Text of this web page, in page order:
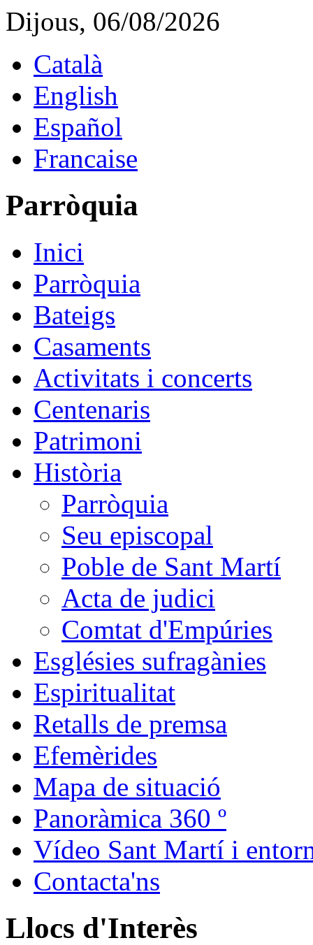
Dijous, 06/08/2026
Català
English
Español
Francaise
Parròquia
Inici
Parròquia
Bateigs
Casaments
Activitats i concerts
Centenaris
Patrimoni
Història
Parròquia
Seu episcopal
Poble de Sant Martí
Acta de judici
Comtat d'Empúries
Esglésies sufragànies
Espiritualitat
Retalls de premsa
Efemèrides
Mapa de situació
Panoràmica 360 º
Vídeo Sant Martí i
Contacta'ns
Llocs d'Interès